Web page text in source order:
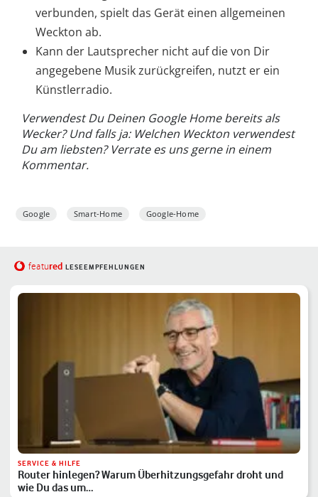
verbunden, spielt das Gerät einen allgemeinen
Weckton ab.
Kann der Lautsprecher nicht auf die von Dir
angegebene Musik zurückgreifen, nutzt er ein
Künstlerradio.
Verwendest Du Deinen Google Home bereits als
Wecker? Und falls ja: Welchen Weckton verwendest
Du am liebsten? Verrate es uns gerne in einem
Kommentar.
Google Smart-Home Google-Home
featured LESEEMPFEHLUNGEN
SERVICE & HILFE
Router hinlegen? Warum Überhitzungsgefahr droht und
wie Du das um…